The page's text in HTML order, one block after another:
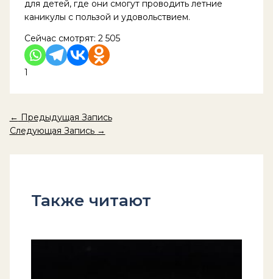
для детей, где они смогут проводить летние
каникулы с пользой и удовольствием.
Сейчас смотрят: 2 505
1
← Предыдущая Запись
Следующая Запись →
Также читают